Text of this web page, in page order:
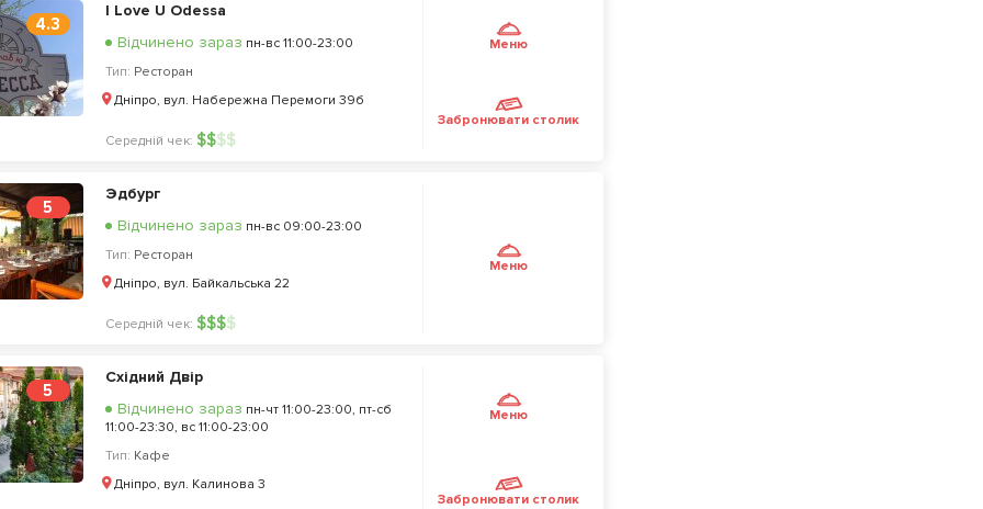
4.3
I Love U Odessa
Відчинено зараз пн-вс 11:00-23:00
Тип: Ресторан
Дніпро, вул. Набережна Перемоги 39б
Середній чек: $$$$
Меню
Забронювати столик
5
Эдбург
Відчинено зараз пн-вс 09:00-23:00
Тип: Ресторан
Дніпро, вул. Байкальська 22
Середній чек: $$$$
Меню
5
Східний Двір
Відчинено зараз пн-чт 11:00-23:00, пт-сб
11:00-23:30, вс 11:00-23:00
Тип: Кафе
Дніпро, вул. Калинова 3
Меню
Забронювати столик